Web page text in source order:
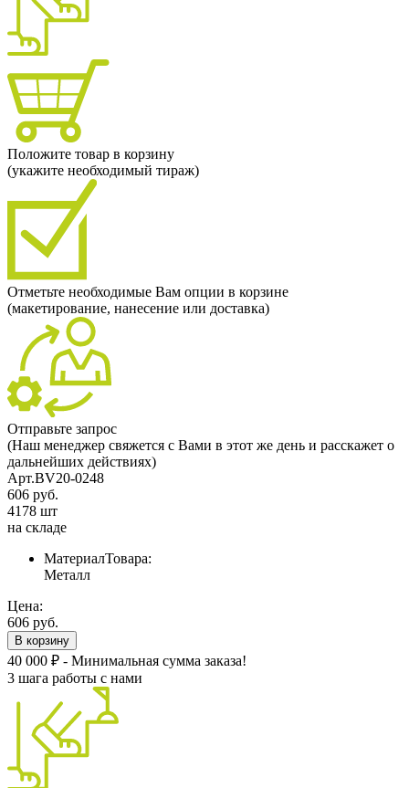
Положите товар в корзину
(укажите необходимый тираж)
Отметьте необходимые Вам опции в корзине
(макетирование, нанесение или доставка)
Отправьте запрос
(Наш менеджер свяжется с Вами в этот же день и расскажет о
дальнейших действиях)
Арт.BV20-0248
606 руб.
4178 шт
на складе
МатериалТовара:
Металл
Цена:
606 руб.
В корзину
40 000 ₽ - Минимальная сумма заказа!
3 шага работы с нами